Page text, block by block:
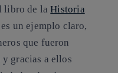
libro de laHistoria
es un ejemplo claro,
que fueron
gracias a ellos